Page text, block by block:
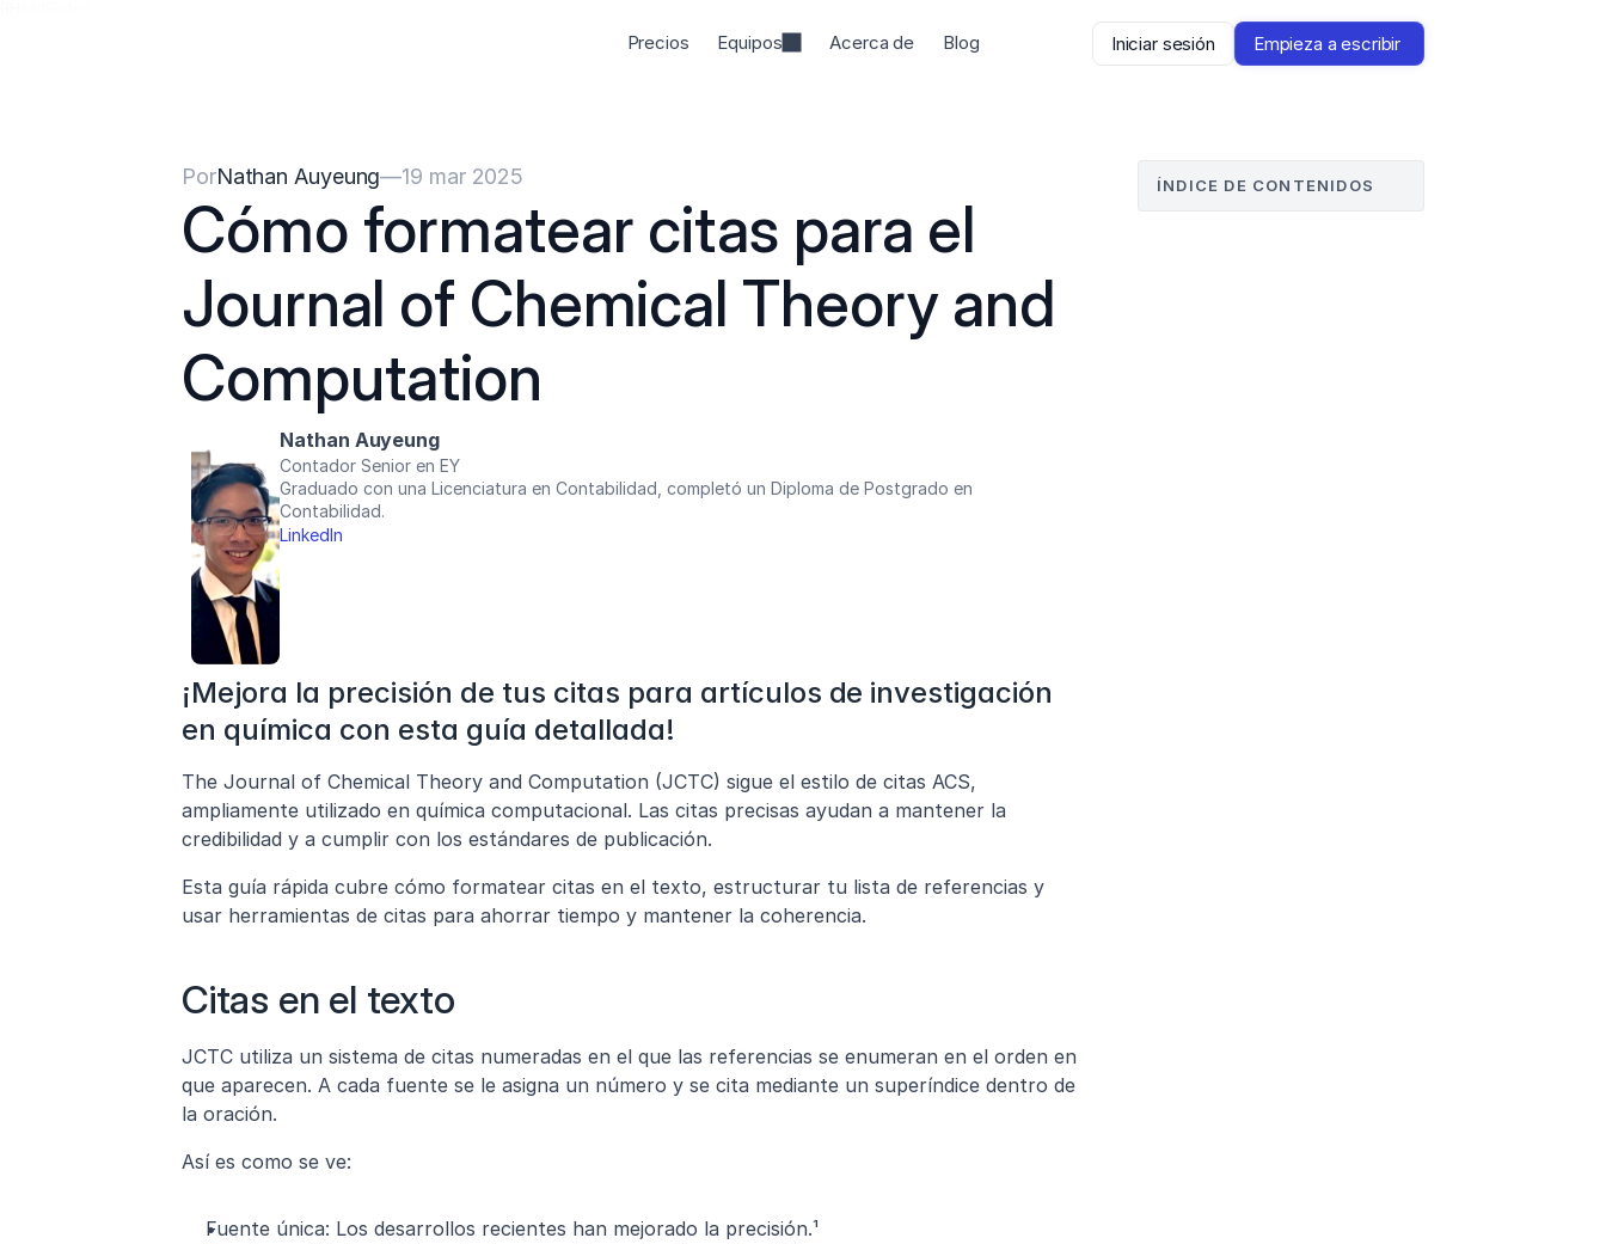
Precios Equipos Acerca de Blog Iniciar sesión Empieza a escribir
PorNathan Auyeung—19 mar 2025
Cómo formatear citas para el
Journal of Chemical Theory and
Computation
Nathan Auyeung
Contador Senior en EY
Graduado con una Licenciatura en Contabilidad, completó un Diploma de Postgrado en
Contabilidad.
LinkedIn
¡Mejora la precisión de tus citas para artículos de investigación
en química con esta guía detallada!
The Journal of Chemical Theory and Computation (JCTC) sigue el estilo de citas ACS,
ampliamente utilizado en química computacional. Las citas precisas ayudan a mantener la
credibilidad y a cumplir con los estándares de publicación.
Esta guía rápida cubre cómo formatear citas en el texto, estructurar tu lista de referencias y
usar herramientas de citas para ahorrar tiempo y mantener la coherencia.
Citas en el texto
JCTC utiliza un sistema de citas numeradas en el que las referencias se enumeran en el orden en
que aparecen. A cada fuente se le asigna un número y se cita mediante un superíndice dentro de
la oración.
Así es como se ve:
Fuente única: Los desarrollos recientes han mejorado la precisión.¹
ÍNDICE DE CONTENIDOS